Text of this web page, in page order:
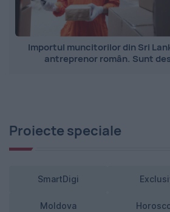
Importul muncitorilor din Sri
antreprenor român. Sunt
Proiecte speciale
SmartDigi
Moldova